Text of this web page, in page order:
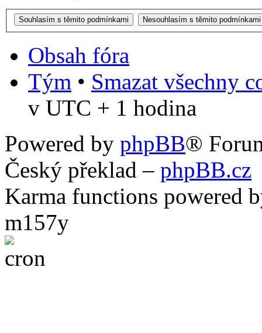
Obsah fóra
Tým • Smazat všechny
v UTC + 1 hodina
Powered by phpBB®
Český překlad – phpBB.cz
Karma functions powered
m157y